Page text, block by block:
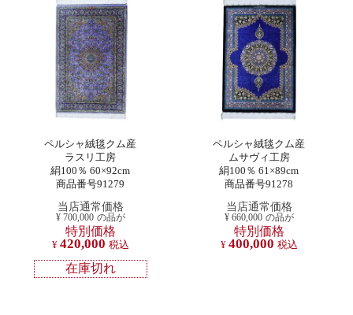
ペルシャ絨毯クム産
ラスリ工房
絹100％ 60×92cm
商品番号91279
当店通常価格
¥ 700,000 の品が
特別価格
¥ 420,000 税込
在庫切れ
ペルシャ絨毯クム産
ムサヴィ工房
絹100％ 61×89cm
商品番号91278
当店通常価格
¥ 660,000 の品が
特別価格
¥ 400,000 税込